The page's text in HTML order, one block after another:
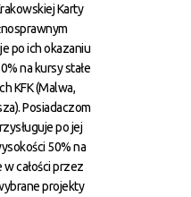
Karty
po ich okazaniu
na kursy stałe
KFK (Malwa,
Posiadaczom
po jej
50% na
całości przez
projekty